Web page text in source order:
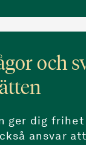
och
ger dig
ansvar